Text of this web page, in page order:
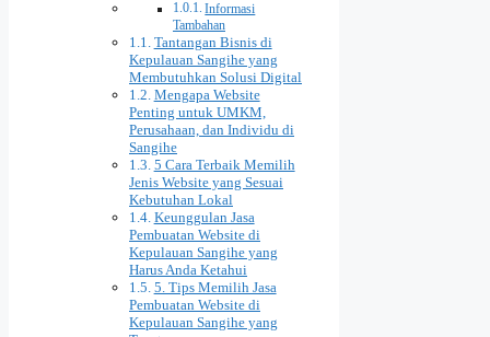
Informasi
Tambahan
Tantangan Bisnis di
Kepulauan Sangihe yang
Membutuhkan Solusi Digital
Mengapa Website
Penting untuk UMKM,
Perusahaan, dan Individu di
Sangihe
5 Cara Terbaik Memilih
Jenis Website yang Sesuai
Kebutuhan Lokal
Keunggulan Jasa
Pembuatan Website di
Kepulauan Sangihe yang
Harus Anda Ketahui
5. Tips Memilih Jasa
Pembuatan Website di
Kepulauan Sangihe yang